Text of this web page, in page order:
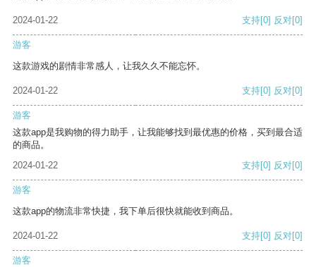
2024-01-22 支持[0] 反对[0]
游客
这款游戏的剧情非常感人，让我久久不能忘怀。
2024-01-22 支持[0] 反对[0]
游客
这款app是我购物的得力助手，让我能够找到最优惠的价格，买到最合适
的商品。
2024-01-22
支持[0] 反对[0]
游客
这款app的物流非常快捷，我下单后很快就能收到商品。
2024-01-22 支持[0] 反对[0]
游客